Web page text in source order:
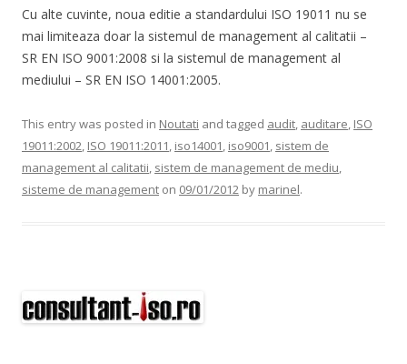
Cu alte cuvinte, noua editie a standardului ISO 19011 nu se
mai limiteaza doar la sistemul de management al calitatii –
SR EN ISO 9001:2008 si la sistemul de management al
mediului – SR EN ISO 14001:2005.
This entry was posted in Noutati and tagged audit, auditare, ISO
19011:2002, ISO 19011:2011, iso14001, iso9001, sistem de
management al calitatii, sistem de management de mediu,
sisteme de management on 09/01/2012 by marinel.